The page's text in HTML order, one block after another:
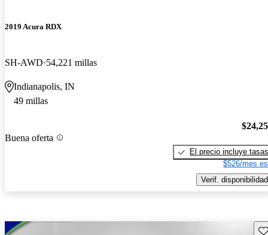
2019 Acura RDX
SH-AWD 54,221 millas
Indianapolis, IN
49 millas
Buena oferta
El precio incluye tasas
$526/mes
Verif. disponibilidad